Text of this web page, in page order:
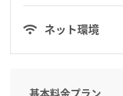
ネット環境
基本料金プラン